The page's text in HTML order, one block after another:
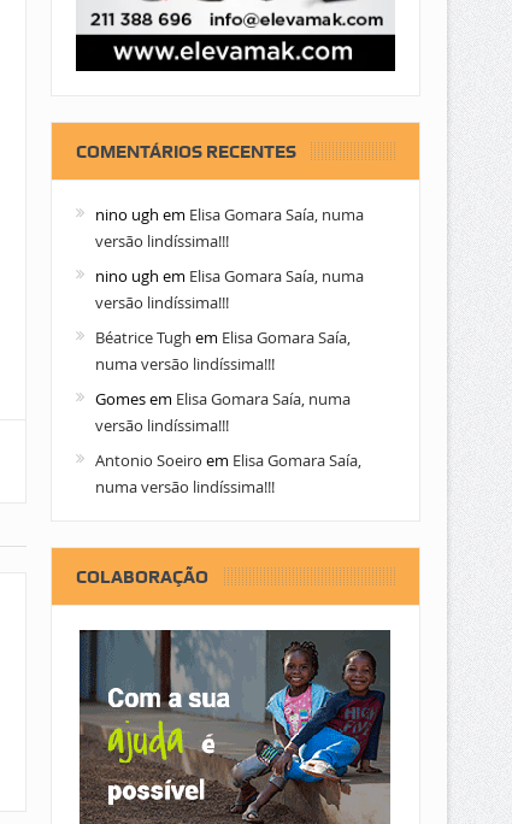
COMENTÁRIOS RECENTES
nino ugh em Elisa Gomara Saía, numa
versão lindíssima!!!
nino ugh em Elisa Gomara Saía, numa
versão lindíssima!!!
Béatrice Tugh em Elisa Gomara Saía,
numa versão lindíssima!!!
Gomesem Elisa Gomara Saía, numa
versão lindíssima!!!
Antonio Soeiro em Elisa Gomara Saía,
numa versão lindíssima!!!
COLABORAÇÃO